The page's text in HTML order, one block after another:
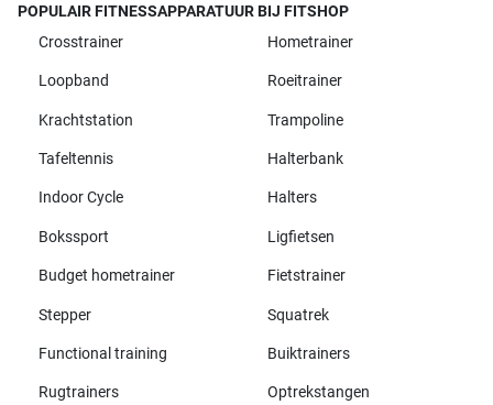
POPULAIR FITNESSAPPARATUUR BIJ FITSHOP
Crosstrainer
Hometrainer
Loopband Roeitrainer
Krachtstation Trampoline
Tafeltennis Halterbank
Indoor Cycle Halters
Bokssport Ligfietsen
Budget hometrainer Fietstrainer
Stepper Squatrek
Functional training Buiktrainers
Rugtrainers Optrekstangen